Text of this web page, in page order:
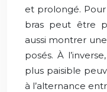
et prolongé. Pour
bras peut être
aussi montrer
posés. À
plus paisible
à l’alternance